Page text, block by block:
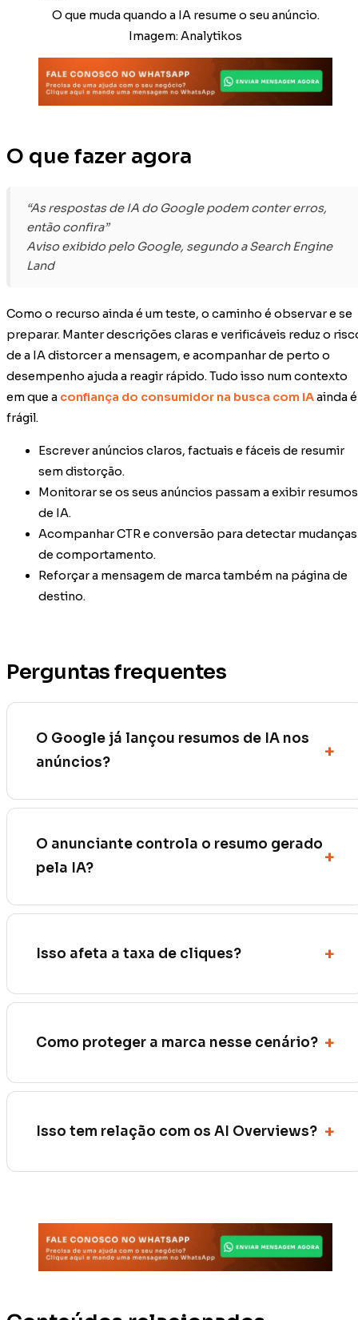
O que muda quando a IA resume o seu anúncio.
Imagem: Analytikos
O que fazer agora
“As respostas de IA do Google podem conter erros,
então confira”
Aviso exibido pelo Google, segundo a Search Engine
Land
Como o recurso ainda é um teste, o caminho é observar e se
preparar. Manter descrições claras e verificáveis reduz o
de a IA distorcer a mensagem, e acompanhar de perto o
desempenho ajuda a reagir rápido. Tudo isso num contexto
em que a confiança do consumidor na busca com IAainda é
frágil.
Escrever anúncios claros, factuais e fáceis de resumir
sem distorção.
Monitorar se os seus anúncios passam a exibir resumos
de IA.
Acompanhar CTR e conversão para detectar mudanças
de comportamento.
Reforçar a mensagem de marca também na página de
destino.
Perguntas frequentes
O Google já lançou resumos de IA nos
anúncios?
O anunciante controla o resumo gerado
pela IA?
Isso afeta a taxa de cliques?
Como proteger a marca nesse cenário?
Isso tem relação com os AI Overviews?